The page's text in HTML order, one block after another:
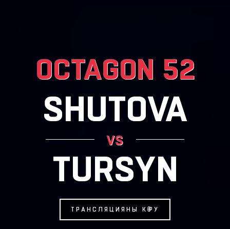
OCTAGON 52
SHUTOVA
vs
TURSYN
ТРАНСЛЯЦИЯНЫ КӨРУ